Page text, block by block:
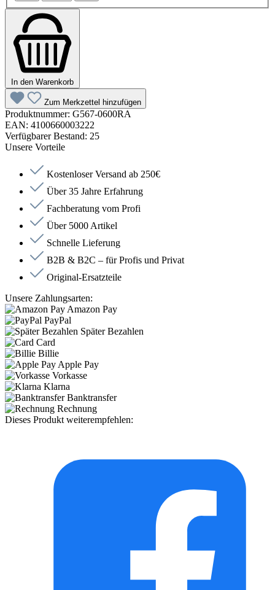
In den Warenkorb
Zum Merkzettel hinzufügen
Produktnummer: G567-0600RA
EAN: 4100660003222
Verfügbarer Bestand: 25
Unsere Vorteile
Kostenloser Versand ab 250€
Über 35 Jahre Erfahrung
Fachberatung vom Profi
Über 5000 Artikel
Schnelle Lieferung
B2B & B2C – für Profis und Privat
Original-Ersatzteile
Unsere Zahlungsarten:
Amazon Pay
PayPal
Später Bezahlen
Card
Billie
Apple Pay
Vorkasse
Klarna
Banktransfer
Rechnung
Dieses Produkt weiterempfehlen: